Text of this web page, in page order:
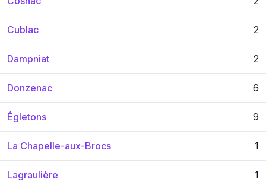
Cublac 2
Dampniat 2
Donzenac 6
Égletons 9
La Chapelle-aux-Brocs 1
Lagraulière 1